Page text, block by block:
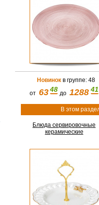
Новинок в группе: 48
от 63 48до1288 41
В этом
Блюда сервировочные
керамические